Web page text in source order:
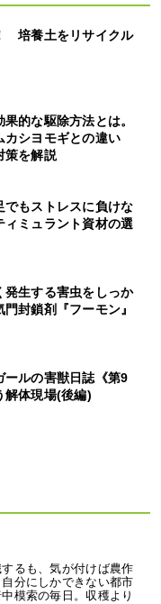
培養土をリサイクル
的な駆除方法とは。
カシヨモギとの違い
策を解説
もストレスに負けな
ィミュラント資材の選
発生する害虫をしっか
封鎖剤『フーモン』
ールの害獣日誌《第9
解体現場(後編)
るも、気が付けば農作
分にしかできない都市
模索の毎日。収穫より